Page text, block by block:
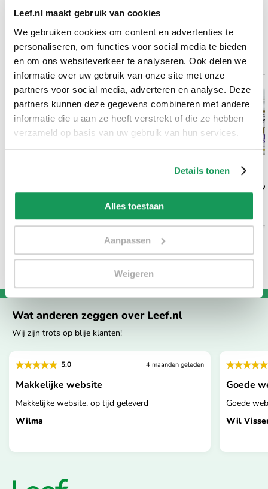
Leef.nl maakt gebruik van cookies
We gebruiken cookies om content en advertenties te
personaliseren, om functies voor social media te bieden
en om ons websiteverkeer te analyseren. Ook delen we
informatie over uw gebruik van onze site met onze
partners voor social media, adverteren en analyse. Deze
partners kunnen deze gegevens combineren met andere
informatie die u aan ze heeft verstrekt of die ze hebben
verzameld op basis van uw gebruik van hun services.
Details tonen
Alles toestaan
Aanpassen
Weigeren
Zelf een review plaatsen
1300mg + CoQ10 100mg
Vital Cell Life
16,00
Wat anderen zeggen over Leef.nl
Wij zijn trots op blije klanten!
5.0 4 maanden geleden
Makkelijke website
Makkelijke website, op tijd geleverd
Wilma
Goede
Goede
Wil